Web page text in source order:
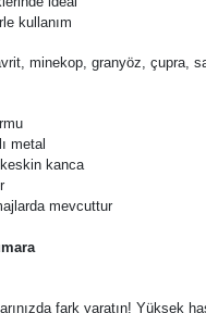
kullanım
minekop, granyöz, çupra,
metal
kanca
mevcuttur
fark yaratın! Yüksek